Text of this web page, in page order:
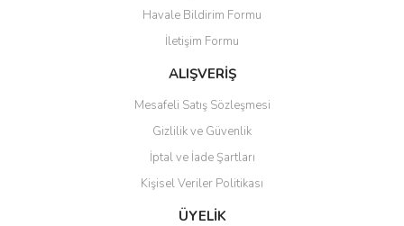
Ürün bilgilerinde hatalar bulunuyor.
Ürün fiyatı diğer sitelerden daha pahalı.
Bu ürüne benzer farklı alternatifler olmalı.
Gönder
Havale Bildirim Formu
İletişim Formu
ALIŞVERİŞ
Mesafeli Satış Sözleşmesi
Gizlilik ve Güvenlik
İptal ve İade Şartları
Kişisel Veriler Politikası
ÜYELİK